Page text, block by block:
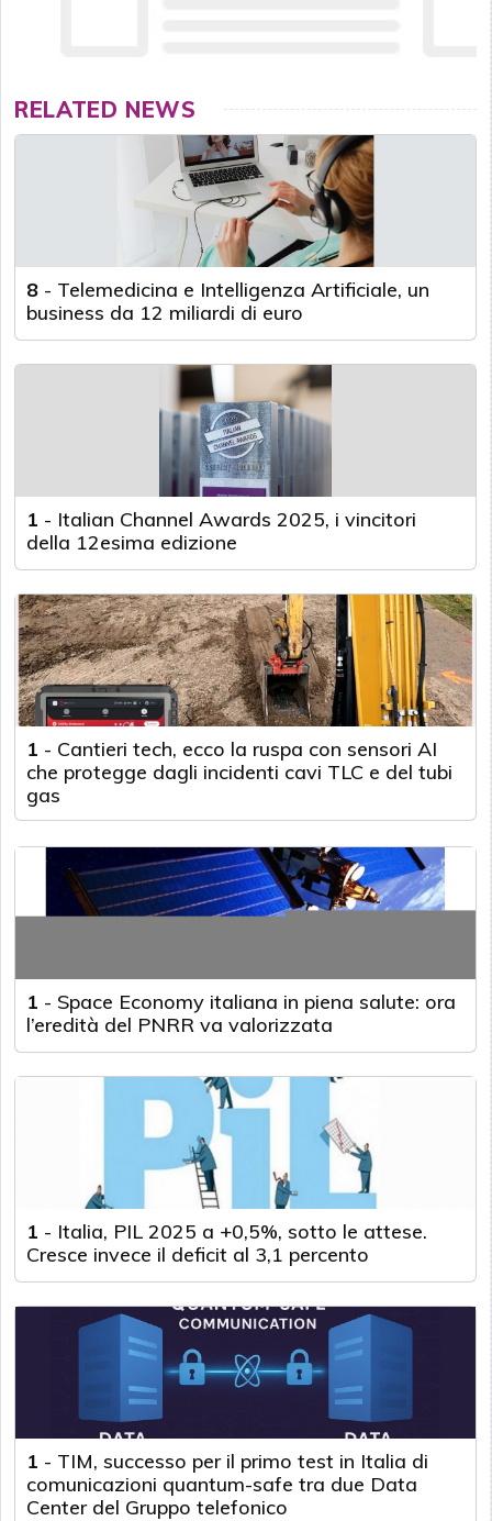
RELATED NEWS
8 - Telemedicina e Intelligenza Artificiale, un
business da 12 miliardi di euro
1 - Italian Channel Awards 2025, i vincitori
della 12esima edizione
1 - Cantieri tech, ecco la ruspa con sensori AI
che protegge dagli incidenti cavi TLC e del tubi
gas
1 - Space Economy italiana in piena salute: ora
l’eredità del PNRR va valorizzata
1 - Italia, PIL 2025 a +0,5%, sotto le attese.
Cresce invece il deficit al 3,1 percento
1 - TIM, successo per il primo test in Italia di
comunicazioni quantum-safe tra due Data
Center del Gruppo telefonico